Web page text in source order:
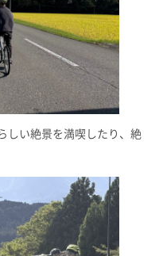
しい絶景を満喫したり、絶